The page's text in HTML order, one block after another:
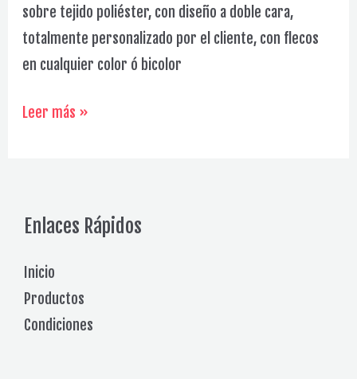
sobre tejido poliéster, con diseño a doble cara,
totalmente personalizado por el cliente, con flecos
en cualquier color ó bicolor
Carnets
Leer más »
Enlaces Rápidos
Inicio
Productos
Condiciones